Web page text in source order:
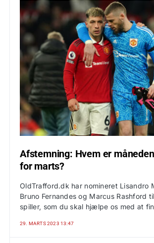
Afstemning: Hvem er
for marts?
OldTrafford.dk har nomineret Lisandro
Bruno Fernandes og Marcus Rashford
spiller, som du skal hjælpe os med at
29. MARTS 2023 13:47